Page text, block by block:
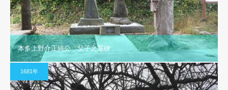
本多上野介正純公 父子之墓碑
1681年